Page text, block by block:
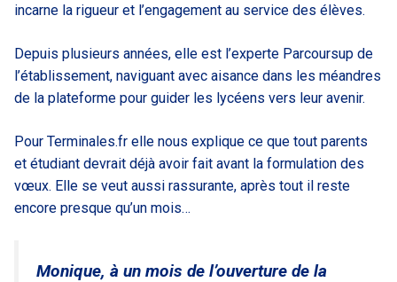
incarne la rigueur et l’engagement au service des élèves.
Depuis plusieurs années, elle est l’experte Parcoursup de
l’établissement, naviguant avec aisance dans les méandres
de la plateforme pour guider les lycéens vers leur avenir.
Pour Terminales.fr elle nous explique ce que tout parents
et étudiant devrait déjà avoir fait avant la formulation des
vœux. Elle se veut aussi rassurante, après tout il reste
encore presque qu’un mois…
Monique, à un mois de l’ouverture de la